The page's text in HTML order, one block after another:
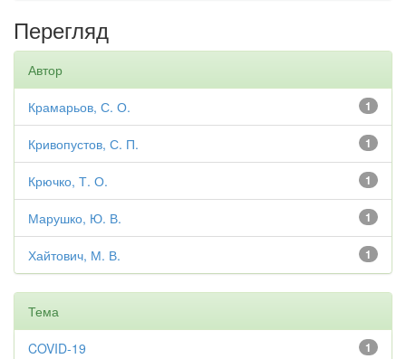
Перегляд
Автор
1
Крамарьов, С. О.
1
Кривопустов, С. П.
1
Крючко, Т. О.
1
Марушко, Ю. В.
1
Хайтович, М. В.
Тема
1
COVID-19